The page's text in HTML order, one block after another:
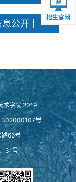
息公开
招生官网
术学院 2019
号
路66号
31号